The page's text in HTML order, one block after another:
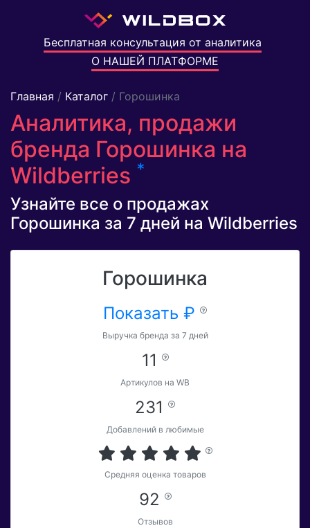
Бесплатная консультация от аналитика
О НАШЕЙ ПЛАТФОРМЕ
Главная / Каталог / Горошинка
Аналитика, продажи
бренда Горошинка на
Wildberries *
Узнайте все о продажах
Горошинка за 7 дней на Wildberries
Горошинка
Показать ₽
Выручка бренда за 7 дней
11
Артикулов на WB
231
Добавлений в любимые
Средняя оценка товаров
92
Отзывов